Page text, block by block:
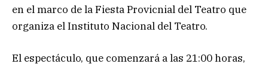
en el marco de la Fiesta Provicnial del Teatro que
organiza el Instituto Nacional del Teatro.
El espectáculo, que comenzará a las 21:00 horas,